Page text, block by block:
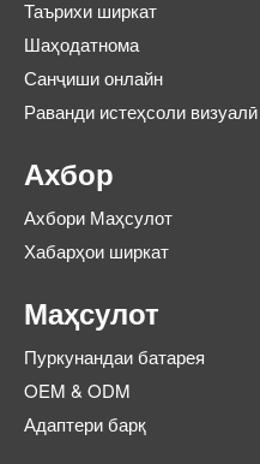
Таърихи ширкат
Шаҳодатнома
Санҷиши онлайн
Раванди истеҳсоли визуалӣ
Ахбор
Ахбори Маҳсулот
Хабарҳои ширкат
Маҳсулот
Пуркунандаи батарея
OEM & ODM
Адаптери барқ